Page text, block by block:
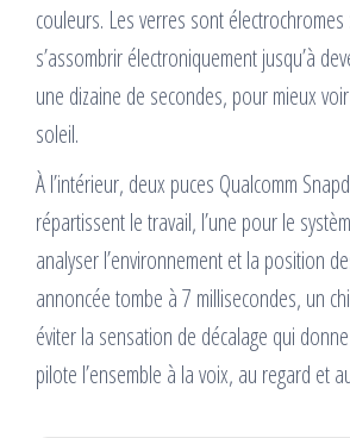
couleurs. Les verres sont
s’assombrir électroniquement jusqu’à
une dizaine de secondes, pour mieux
soleil.
À l’intérieur, deux puces Qualcomm
répartissent le travail, l’une pour le
analyser l’environnement et la position
annoncée tombe à 7 millisecondes, un
éviter la sensation de décalage qui
pilote l’ensemble à la voix, au regard et